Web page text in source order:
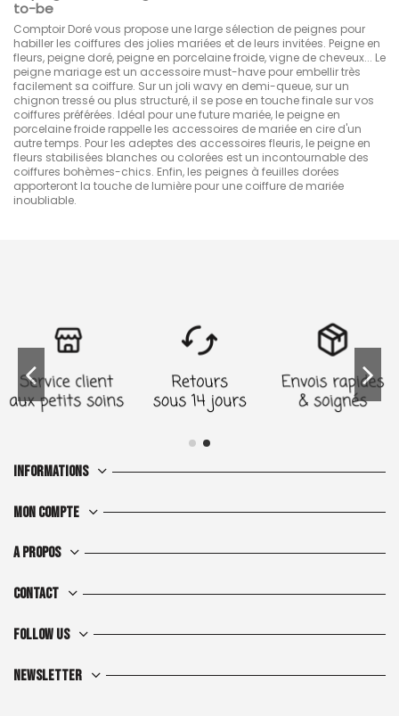
to-be
Comptoir Doré vous propose une large sélection de peignes pour
habiller les coiffures des jolies mariées et de leurs invitées. Peigne en
fleurs, peigne doré, peigne en porcelaine froide, vigne de cheveux... Le
peigne mariage est un accessoire must-have pour embellir très
facilement sa coiffure. Sur un joli wavy en demi-queue, sur un
chignon tressé ou plus structuré, il se pose en touche finale sur vos
coiffures préférées. Idéal pour une future mariée, le peigne en
porcelaine froide rappelle les accessoires de mariée en cire d'un
autre temps. Pour les adeptes des accessoires fleuris, le peigne en
fleurs stabilisées blanches ou colorées est un incontournable des
coiffures bohèmes-chics. Enfin, les peignes à feuilles dorées
apporteront la touche de lumière pour une coiffure de mariée
inoubliable.
Informations
Mon compte
A propos
Contact
Follow us
Newsletter